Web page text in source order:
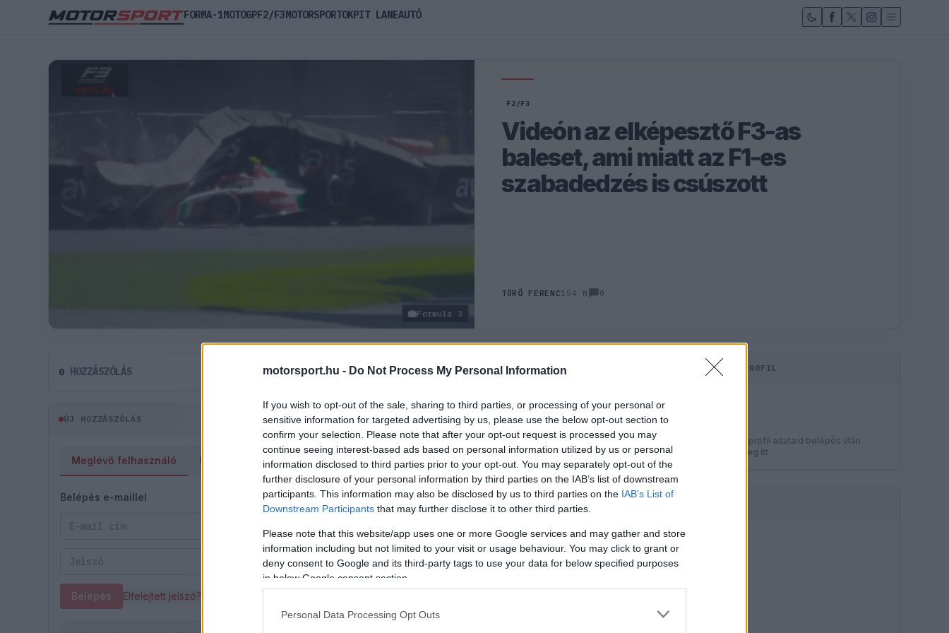
motorsport.hu - Do Not Process My Personal Information
If you wish to opt-out of the sale, sharing to third parties, or processing of your personal or
sensitive information for targeted advertising by us, please use the below opt-out section to
confirm your selection. Please note that after your opt-out request is processed you may
continue seeing interest-based ads based on personal information utilized by us or personal
information disclosed to third parties prior to your opt-out. You may separately opt-out of the
further disclosure of your personal information by third parties on the IAB’s list of downstream
participants. This information may also be disclosed by us to third parties on the IAB’s List of
Downstream Participants that may further disclose it to other third parties.
Please note that this website/app uses one or more Google services and may gather and store
information including but not limited to your visit or usage behaviour. You may click to grant or
deny consent to Google and its third-party tags to use your data for below specified purposes
in below Google consent section.
Personal Data Processing Opt Outs
Formula 3
F2/F3
Videón az elképesztő F3-as
baleset, ami miatt az F1-es
szabadedzés is csúszott
TÖRŐ FERENC154 N 0
0 HOZZÁSZÓLÁS Rendezés:
ÚJ HOZZÁSZÓLÁS
Meglévő felhasználó Új felhasználó
Belépés e-maillel
Belépés Elfelejtett jelszó?
KOMMENTPROFIL
A kommentprofil adataid belépés után
jelennek meg itt.
HIRDETÉS
FORMA-1MOTOGPF2/F3MOTORSPORTOKPIT LANEAUTÓ